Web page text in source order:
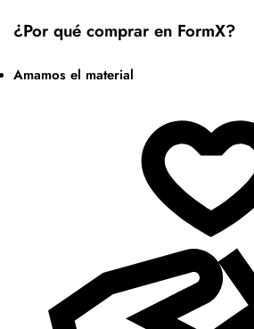
¿Por qué comprar en FormX?
Amamos el material